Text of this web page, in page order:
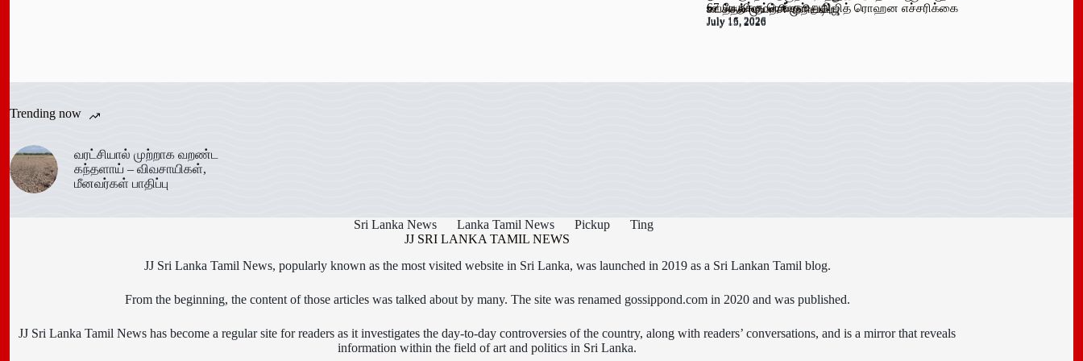
67 பேருக்கு டெங்கு உறுதி
July 16, 2026
ஊடக விளம்பரங்கள் – அஜித் ரொஹன எச்சரிக்கை
July 15, 2026
கடத்தல் முயற்சி முறியடிப்பு
July 15, 2026
Trending now
வரட்சியால் முற்றாக வறண்ட
கந்தளாய் – விவசாயிகள்,
மீனவர்கள் பாதிப்பு
Sri Lanka News Lanka Tamil News Pickup
Ting
JJ SRI LANKA TAMIL NEWS
JJ Sri Lanka Tamil News, popularly known as the most visited website in Sri Lanka, was launched in 2019 as a Sri Lankan Tamil blog.
From the beginning, the content of those articles was talked about by many. The site was renamed gossippond.com in 2020 and was published.
JJ Sri Lanka Tamil News has become a regular site for readers as it investigates the day-to-day controversies of the country, along with readers’ conversations, and is a mirror that reveals
information within the field of art and politics in Sri Lanka.